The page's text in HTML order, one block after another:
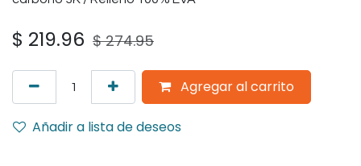
$ 219.96 $274.95
Agregar al carrito
Añadir a lista de deseos